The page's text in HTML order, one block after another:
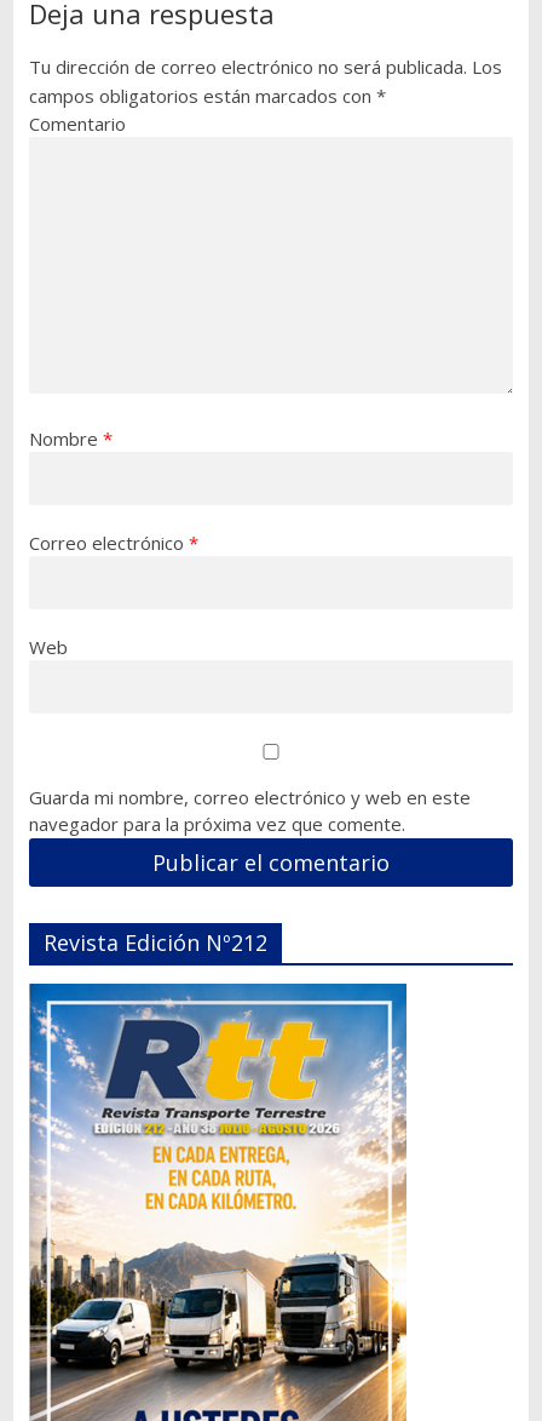
Deja una respuesta
Tu dirección de correo electrónico no será publicada. Los
campos obligatorios están marcados con *
Comentario
Nombre *
Correo electrónico *
Web
Guarda mi nombre, correo electrónico y web en este
navegador para la próxima vez que comente.
Revista Edición Nº212